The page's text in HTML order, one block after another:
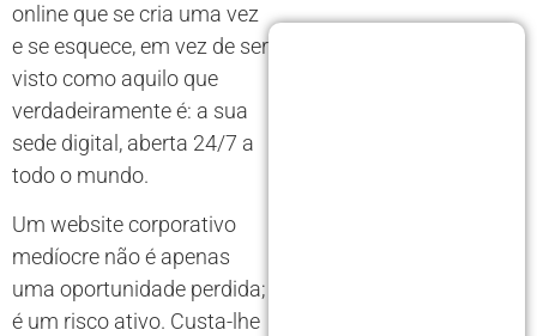
online que se cria uma vez
e se esquece, em vez de ser
visto como aquilo que
verdadeiramente é: a sua
sede digital, aberta 24/7 a
todo o mundo.
Um website corporativo
medíocre não é apenas
uma oportunidade perdida;
é um risco ativo. Custa-lhe